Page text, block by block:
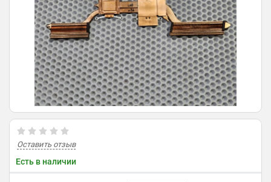
Оставить отзыв
Есть в наличии